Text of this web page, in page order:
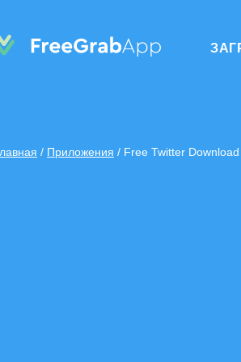
/ Приложения / Free Twitter Download